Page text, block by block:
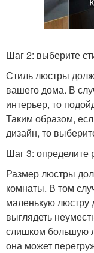
Шаг 2: выберите
Стиль люстры
вашего дома. В
интерьер, то
Таким образом,
дизайн, то
Шаг 3: определите
Размер люстры
комнаты. В том
маленькую люстру
выглядеть
слишком большую
она может